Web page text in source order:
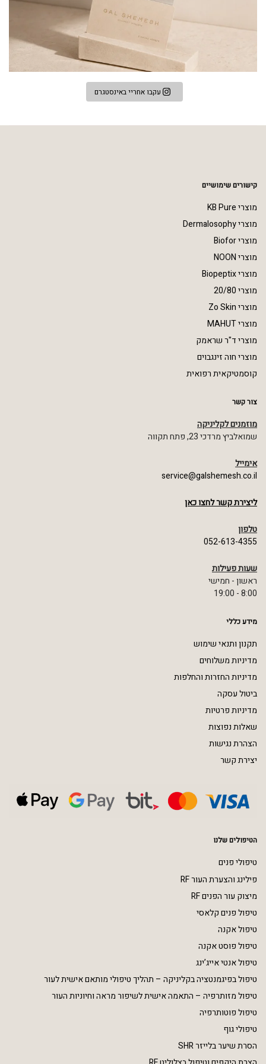
עקבו אחריי באינסטגרם
קישורים שימושיים
מוצרי KB Pure
מוצרי Dermalosophy
מוצרי Biofor
מוצרי NOON
מוצרי Biopeptix
מוצרי 20/80
מוצרי Zo Skin
מוצרי MAHUT
מוצרי ד"ר שראמק
מוצרי חוה זינגבוים
קוסמטיקאית רפואית
צור קשר
מוזמנים לקליניקה
שמואלביץ מרדכי 23, פתח תקווה
אימייל
service@galshemesh.co.il
ליצירת קשר לחצו כאן
טלפון
052-613-4355
שעות פעילות
ראשון - חמישי
8:00 - 19:00
מידע כללי
תקנון ותנאי שימוש
מדיניות משלוחים
מדיניות החזרות והחלפות
ביטול עסקה
מדיניות פרטיות
שאלות נפוצות
הצהרת נגישות
יצירת קשר
הטיפולים שלנו
טיפולי פנים
פילינג והצערת העור RF
מיצוק עור הפנים RF
טיפול פנים קלאסי
טיפול אקנה
טיפול פוסט אקנה
טיפול אנטי אייג’ינג
טיפול בפיגמנטציה בקליניקה – תהליך טיפולי מותאם אישית לעור
טיפול מזותרפיה – התאמה אישית לשיפור מראה וחיוניות העור
טיפול פוטותרפיה
טיפולי גוף
הסרת שיער בלייזר SHR